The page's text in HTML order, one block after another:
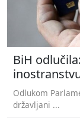
BiH
Odlukom
državljani ...